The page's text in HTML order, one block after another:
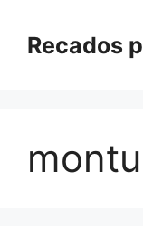
paraRecados